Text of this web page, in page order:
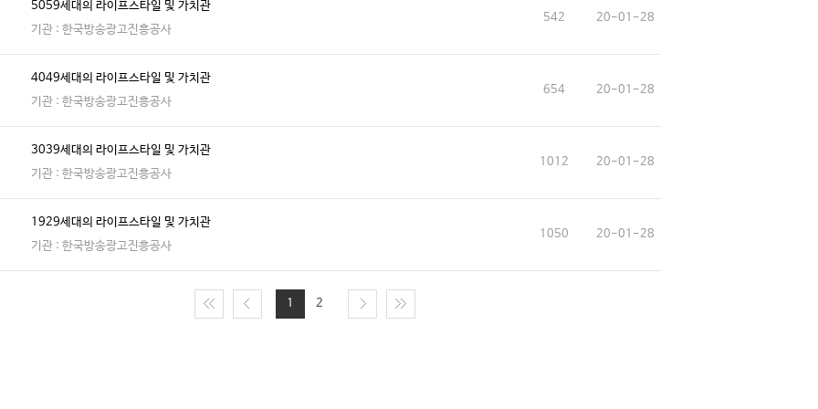
5059세대의 라이프스타일 및 가치관
기관 : 한국방송광고진흥공사
542 20-01-28
4049세대의 라이프스타일 및 가치관
기관 : 한국방송광고진흥공사
654 20-01-28
3039세대의 라이프스타일 및 가치관
기관 : 한국방송광고진흥공사
1012 20-01-28
1929세대의 라이프스타일 및 가치관
기관 : 한국방송광고진흥공사
1050 20-01-28
1 2